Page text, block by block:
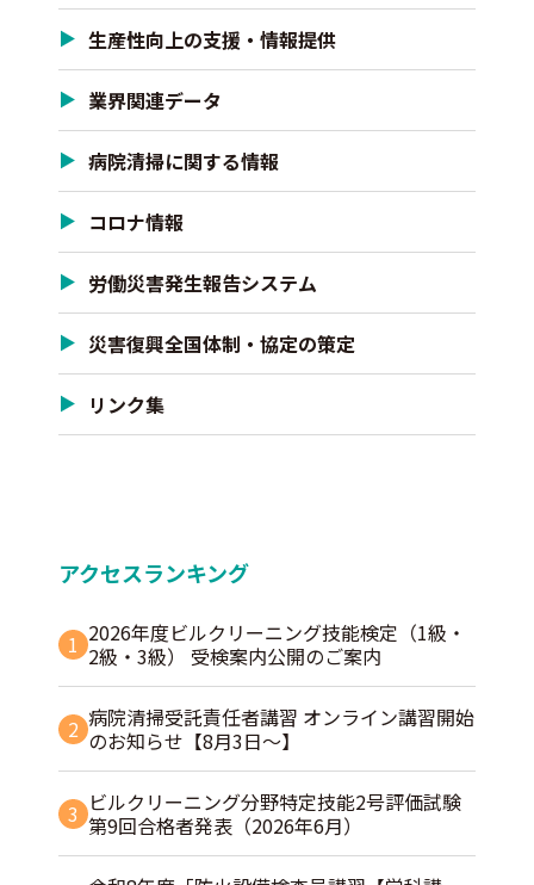
生産性向上の支援・情報提供
業界関連データ
病院清掃に関する情報
コロナ情報
労働災害発生報告システム
災害復興全国体制・協定の策定
リンク集
アクセスランキング
1 2026年度ビルクリーニング技能検定（1級・
2級・3級） 受検案内公開のご案内
2 病院清掃受託責任者講習 オンライン講習開始
のお知らせ【8月3日～】
3 ビルクリーニング分野特定技能2号評価試験
第9回合格者発表（2026年6月）